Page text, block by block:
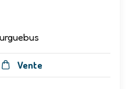
Vente